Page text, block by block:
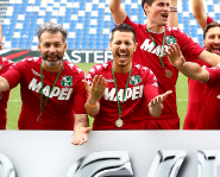
BETRIEB
PRODUKTE
ANWENDUNGSBEREICHE